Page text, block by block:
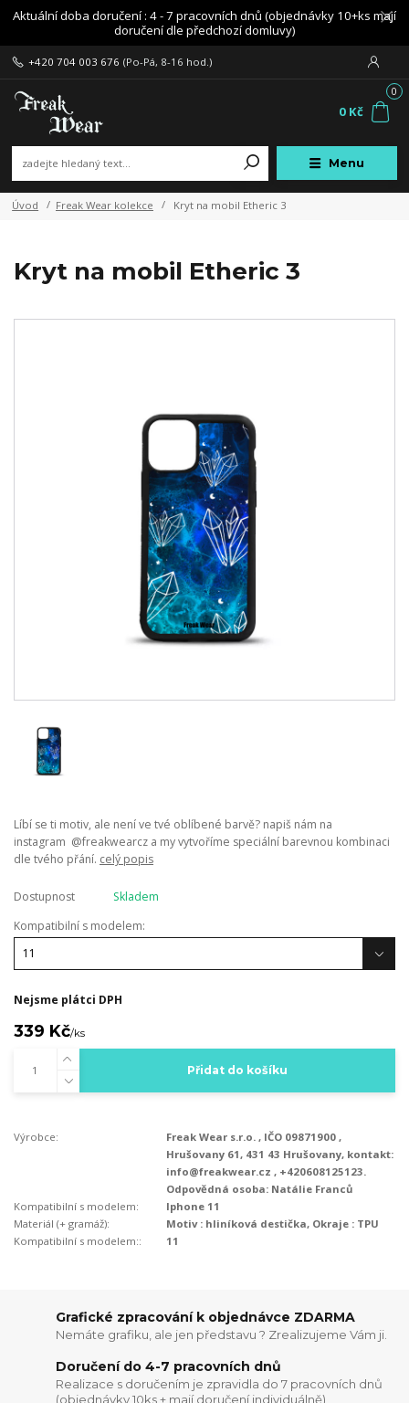
Aktuální doba doručení : 4 - 7 pracovních dnů (objednávky 10+ks mají
doručení dle předchozí domluvy)
Menu
+420 704 003 676 (Po-Pá, 8-16 hod.)
0
0 Kč
Úvod Freak Wear kolekce Kryt na mobil Etheric 3
Kryt na mobil Etheric 3
Líbí se ti motiv, ale není ve tvé oblíbené barvě? napiš nám na
instagram @freakwearcz a my vytvoříme speciální barevnou kombinaci
dle tvého přání. celý popis
Dostupnost
Skladem
Kompatibilní s modelem:
Nejsme plátci DPH
339 Kč/ks
Přidat do košíku
Výrobce:
Freak Wear s.r.o. , IČO 09871900 ,
Hrušovany 61, 431 43 Hrušovany, kontakt:
info@freakwear.cz , +420608125123.
Odpovědná osoba: Natálie Franců
Kompatibilní s modelem:
Iphone 11
Materiál (+ gramáž):
Motiv : hliníková destička, Okraje : TPU
Kompatibilní s modelem::
11
Grafické zpracování k objednávce ZDARMA
Nemáte grafiku, ale jen představu ? Zrealizujeme Vám ji.
Doručení do 4-7 pracovních dnů
Realizace s doručením je zpravidla do 7 pracovních dnů
(objednávky 10ks + mají doručení individuálně)